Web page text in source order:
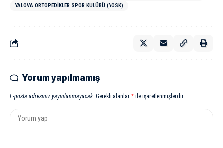
YALOVA ORTOPEDIKLER SPOR KULÜBÜ (YOSK)
Yorum yapılmamış
E-posta adresiniz yayınlanmayacak. Gerekli alanlar * ile işaretlenmişlerdir